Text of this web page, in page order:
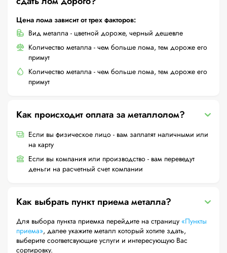
Цена лома зависит от трех факторов:
Вид металла - цветной дороже, черный дешевле
Количество металла - чем больше лома, тем дороже его
примут
Количество металла - чем больше лома, тем дороже его
примут
Как происходит оплата за металлолом?
Если вы физическое лицо - вам заплатят наличными или
на карту
Если вы компания или производство - вам переведут
деньги на расчетный счет компании
Как выбрать пункт приема металла?
Для выбора пункта приемка перейдите на страницу «Пункты
приема», далее укажите металл который хотите здать,
выберите соответсвующие услуги и интересующую Вас
сортировку.